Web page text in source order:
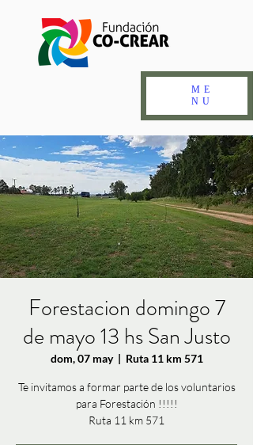
ME
NU
Forestacion domingo 7
de mayo 13 hs San Justo
dom, 07 may
  |
Ruta 11 km 571
Te invitamos a formar parte de los voluntarios
para Forestación !!!!!
Ruta 11 km 571